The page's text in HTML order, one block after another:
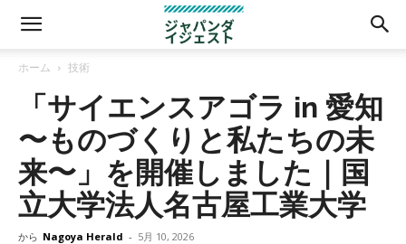
ホーム 技術
「サイエンスアゴラ in 愛知
〜ものづくりと私たちの未
来〜」を開催しました｜国
立大学法人名古屋工業大学
から Nagoya Herald - 5月 10, 2026